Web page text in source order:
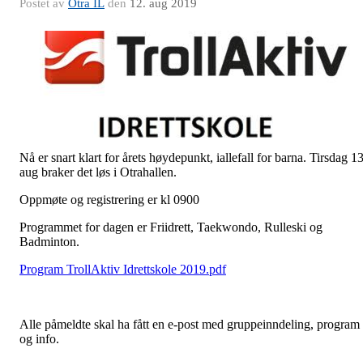
Postet av Otra IL den 12. aug 2019
Nå er snart klart for årets høydepunkt, iallefall for barna. Tirsdag
aug braker det løs i Otrahallen.
Oppmøte og registrering er kl 0900
Programmet for dagen er Friidrett, Taekwondo, Rulleski og
Badminton.
Program TrollAktiv Idrettskole 2019.pdf
Alle påmeldte skal ha fått en e-post med gruppeinndeling, program
og info.